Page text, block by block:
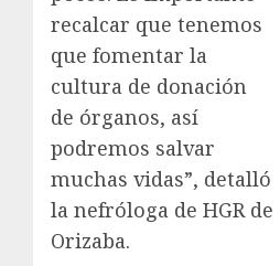
recalcar que tenemos
que fomentar la
cultura de donación
de órganos, así
podremos salvar
muchas vidas”, detalló
la nefróloga de HGR de
Orizaba.